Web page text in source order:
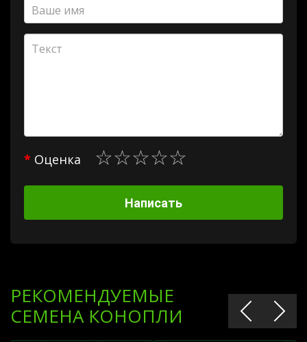
Оценка
Написать
РЕКОМЕНДУЕМЫЕ
СЕМЕНА КОНОПЛИ